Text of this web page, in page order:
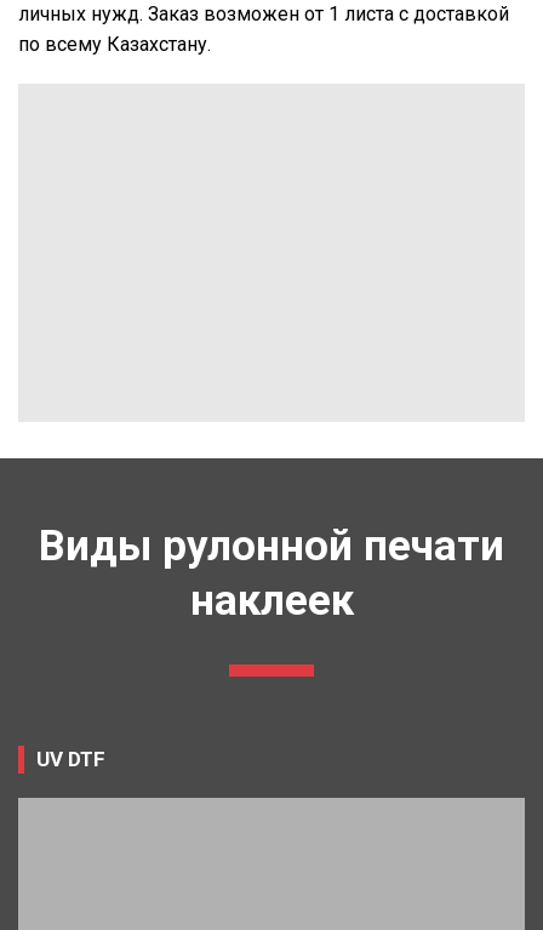
личных нужд. Заказ возможен от 1 листа с доставкой
по всему Казахстану.
Виды рулонной печати
наклеек
UV DTF